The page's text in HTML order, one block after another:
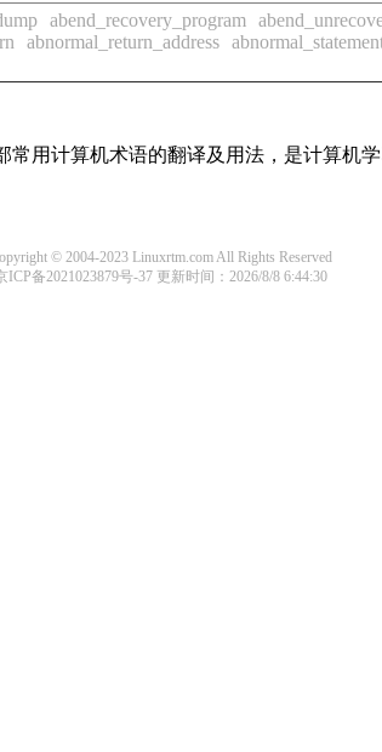
abend_recovery_program
abnormal_return_address
用计算机术语的翻译及用法，是计算机
© 2004-2023 Linuxrtm.com All Rights Reserved
ICP备2021023879号-37更新时间：2026/8/8 6:44:30